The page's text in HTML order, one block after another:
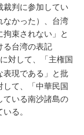
裁判に参加してい
なかった）、台湾
束されない」と
る台湾の表記
対して、「主権国
表現である」と批
て、「中華民国
ている南沙諸島の
る。